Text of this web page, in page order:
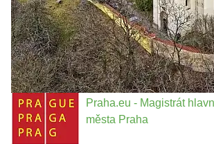
Praha.eu - Magistrát
města Praha